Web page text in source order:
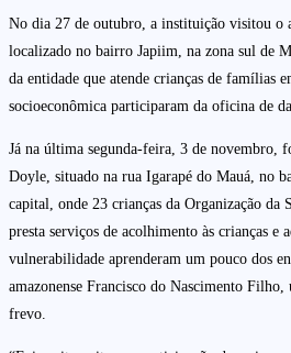
No dia 27 de outubro, a instituição visitou o
localizado no bairro Japiim, na zona sul de
da entidade que atende crianças de famílias
socioeconômica participaram da oficina de
Já na última segunda-feira, 3 de novembro,
Doyle, situado na rua Igarapé do Mauá, no
capital, onde 23 crianças da Organização da
presta serviços de acolhimento às crianças e
vulnerabilidade aprenderam um pouco dos
amazonense Francisco do Nascimento
frevo.